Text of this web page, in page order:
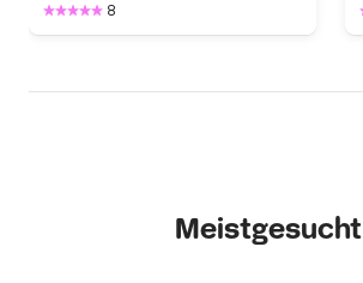
8
Meistgesucht